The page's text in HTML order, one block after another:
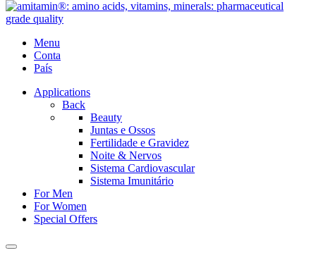
Menu
Conta
País
Applications
Back
Beauty
Juntas e Ossos
Fertilidade e Gravidez
Noite & Nervos
Sistema Cardiovascular
Sistema Imunitário
For Men
For Women
Special Offers